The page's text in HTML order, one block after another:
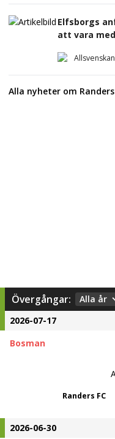
Elfsborgs
att vara
Allsvenskan
Alla nyheter om Randers
Övergångar: Alla år
2026-07-17
Bosman
Randers FC
2026-06-30